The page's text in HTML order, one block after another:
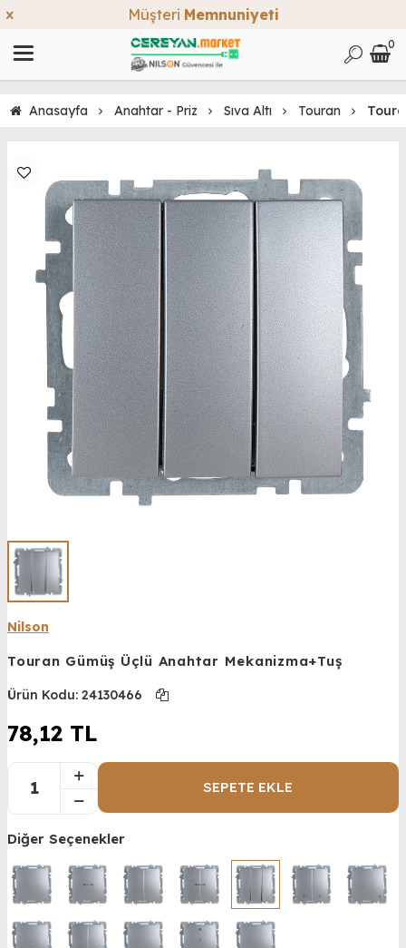
MüşteriMemnuniyeti
0
Anasayfa Anahtar - Priz Sıva Altı Touran
Nilson
Touran Gümüş Üçlü Anahtar Mekanizma+Tuş
Ürün Kodu: 24130466
78,12 TL
SEPETE EKLE
Diğer Seçenekler